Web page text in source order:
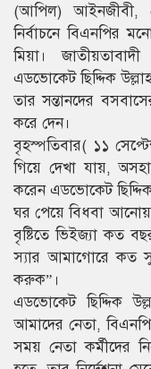
(আপিল) আইনজীবী,
নির্বাচনে বিএনপির
মিয়া।
এডভোকেট ছিদ্দিক
তার সন্তানদের
করে দেন।
বৃহস্পতিবার( ১১
গিয়ে দেখা যায়,
করেন এডভোকেট ছিদ্দিক
ঘর পেয়ে বিধবা
বৃষ্টিতে ভিইজ্যা কত
স্যার আমাগোরে কত
করুক”।
এডভোকেট ছিদ্দিক
আমাদের নেতা,
সময় নেতা কর্মীদের